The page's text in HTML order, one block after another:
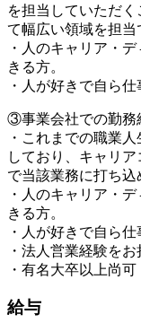
を担当していただ
て幅広い領域を担当
・人のキャリア・
きる方。
・人が好きで自ら
③事業会社での勤務
・これまでの職業
しており、キャリ
で当該業務に打ち込
・人のキャリア・
きる方。
・人が好きで自ら
・法人営業経験を
・有名大卒以上尚可
給与